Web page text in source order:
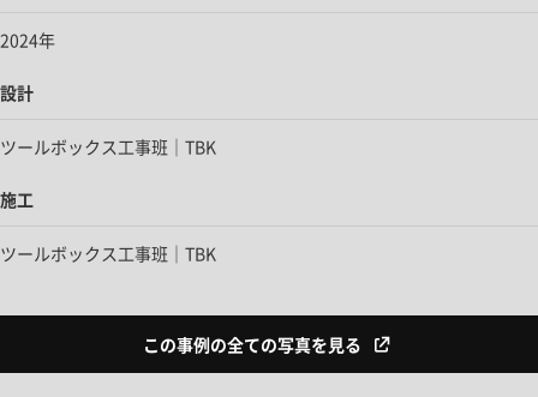
2024年
設計
ツールボックス工事班｜TBK
施工
ツールボックス工事班｜TBK
この事例の全ての写真を見る